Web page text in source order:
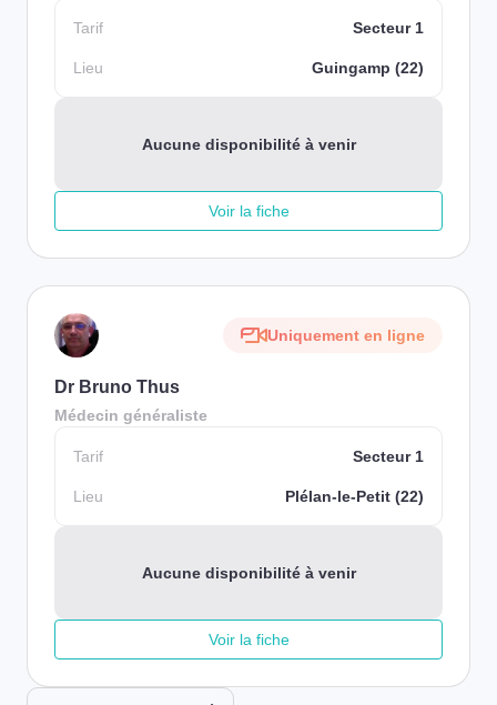
Tarif Secteur 1
Lieu Guingamp (22)
Aucune disponibilité à venir
Voir la fiche
Uniquement en ligne
Dr Bruno Thus
Médecin généraliste
Tarif Secteur 1
Lieu Plélan-le-Petit (22)
Aucune disponibilité à venir
Voir la fiche